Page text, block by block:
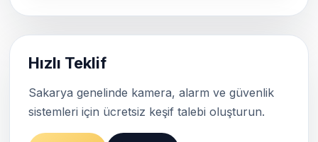
Hızlı Teklif
Sakarya genelinde kamera, alarm ve güvenlik
sistemleri için ücretsiz keşif talebi oluşturun.